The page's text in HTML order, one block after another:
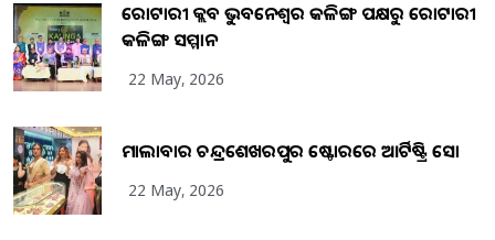
ରୋଟାରୀ କ୍ଲବ ଭୁବନେଶ୍ୱର କଳିଙ୍ଗ ପକ୍ଷରୁ ରୋଟାରୀ
କଳିଙ୍ଗ ସମ୍ମାନ
22 May, 2026
ମାଲାବାର ଚନ୍ଦ୍ରଶେଖରପୁର ଷ୍ଟୋରରେ ଆର୍ଟିଷ୍ଟ୍ରି ସୋ
22 May, 2026